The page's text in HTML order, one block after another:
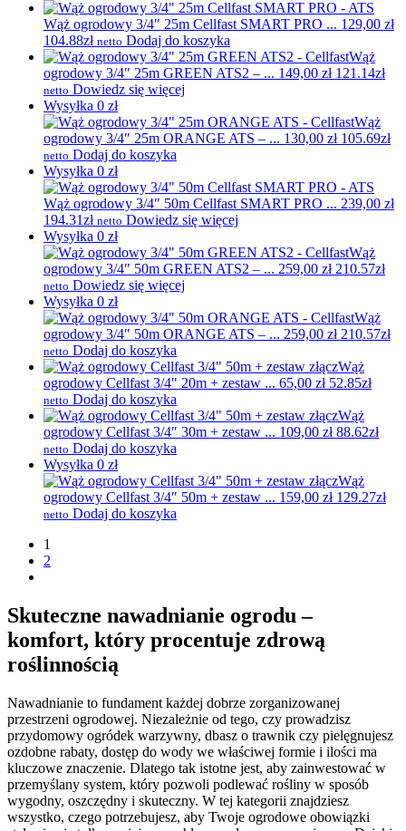
Wąż ogrodowy 3/4″ 25m Cellfast SMART PRO ... 129,00 zł
104.88zł netto Dodaj do koszyka
Wąż
ogrodowy 3/4″ 25m GREEN ATS2 – ... 149,00 zł 121.14zł
netto Dowiedz się więcej
Wysyłka 0 zł
Wąż
ogrodowy 3/4″ 25m ORANGE ATS – ... 130,00 zł 105.69zł
netto Dodaj do koszyka
Wysyłka 0 zł
Wąż ogrodowy 3/4″ 50m Cellfast SMART PRO ... 239,00 zł
194.31zł netto Dowiedz się więcej
Wysyłka 0 zł
Wąż
ogrodowy 3/4″ 50m GREEN ATS2 – ... 259,00 zł 210.57zł
netto Dowiedz się więcej
Wysyłka 0 zł
Wąż
ogrodowy 3/4″ 50m ORANGE ATS – ... 259,00 zł 210.57zł
netto Dodaj do koszyka
Wąż
ogrodowy Cellfast 3/4″ 20m + zestaw ... 65,00 zł 52.85zł
netto Dodaj do koszyka
Wąż
ogrodowy Cellfast 3/4″ 30m + zestaw ... 109,00 zł 88.62zł
netto Dodaj do koszyka
Wysyłka 0 zł
Wąż
ogrodowy Cellfast 3/4″ 50m + zestaw ... 159,00 zł 129.27zł
netto Dodaj do koszyka
1
2
Skuteczne nawadnianie ogrodu –
komfort, który procentuje zdrową
roślinnością
Nawadnianie to fundament każdej dobrze zorganizowanej
przestrzeni ogrodowej. Niezależnie od tego, czy prowadzisz
przydomowy ogródek warzywny, dbasz o trawnik czy pielęgnujesz
ozdobne rabaty, dostęp do wody we właściwej formie i ilości ma
kluczowe znaczenie. Dlatego tak istotne jest, aby zainwestować w
przemyślany system, który pozwoli podlewać rośliny w sposób
wygodny, oszczędny i skuteczny. W tej kategorii znajdziesz
wszystko, czego potrzebujesz, aby Twoje ogrodowe obowiązki